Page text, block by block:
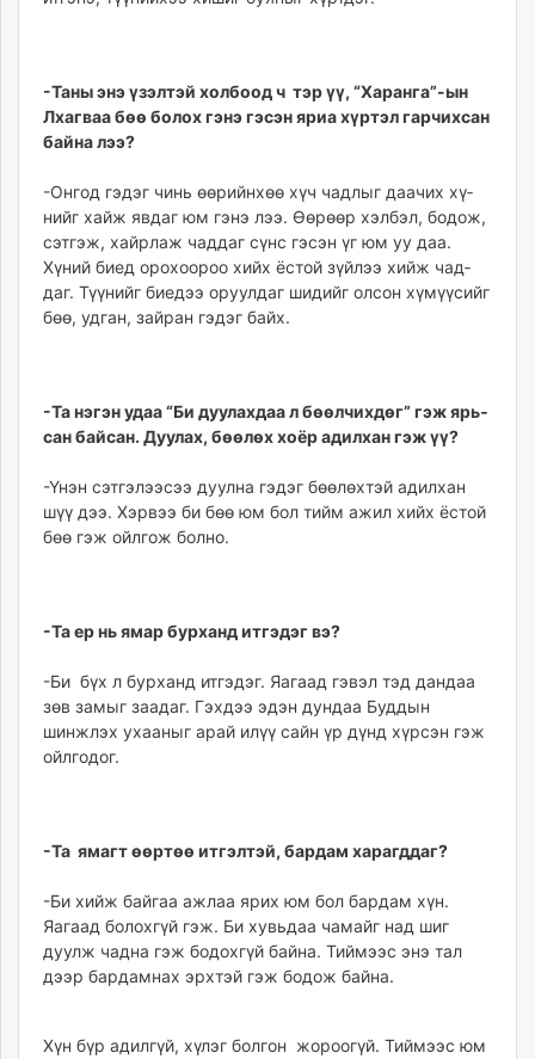
-Таны энэ үзэлтэй хол­боод ч тэр үү, “Харанга”-ын
Лхагваа бөө болох гэнэ гэ­сэн яриа хүртэл гар­чих­сан
байна лээ?
-Онгод гэдэг чинь өөрийн­хөө хүч чадлыг даачих хү­
нийг хайж явдаг юм гэнэ лээ. Өөрөөр хэлбэл, бодож,
сэтгэж, хайрлаж чаддаг сүнс гэсэн үг юм уу даа.
Хүний биед орохоороо хийх ёстой зүйлээ хийж чад­
даг. Түүнийг биедээ оруул­даг шидийг олсон хүмүүсийг
бөө, удган, зайран гэдэг байх.
-Та нэгэн удаа “Би дуу­лахдаа л бөөлчихдөг” гэж ярь­
сан байсан. Дуулах, бөө­лөх хоёр адилхан гэж үү?
-Үнэн сэтгэлээсээ дуулна гэдэг бөөлөхтэй адилхан
шүү дээ. Хэрвээ би бөө юм бол тийм ажил хийх ёстой
бөө гэж ойлгож болно.
-Та ер нь ямар бурханд итгэдэг вэ?
-Би бүх л бурханд итгэ­дэг. Яагаад гэвэл тэд дандаа
зөв замыг заадаг. Гэхдээ эдэн дундаа Буддын
шинжлэх ухааныг арай илүү сайн үр дүнд хүрсэн гэж
ойлгодог.
-Та ямагт өөртөө итгэл­тэй, бардам харагддаг?
-Би хийж байгаа ажлаа ярих юм бол бардам хүн.
Яагаад болохгүй гэж. Би хувь­даа чамайг над шиг
дуулж чадна гэж бодохгүй бай­на. Тиймээс энэ тал
дээр бар­дамнах эрхтэй гэж бодож байна.
Хүн бүр адилгүй, хүлэг болгон жороогүй. Тиймээс юм